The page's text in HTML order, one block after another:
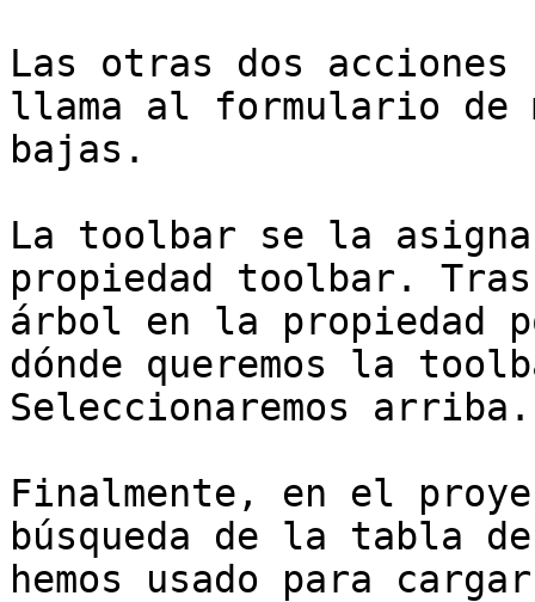
Las otras dos
llama al formulario
bajas.
La toolbar se la
propiedad toolbar.
árbol en la propiedad
dónde queremos la
Seleccionaremos arriba.
Finalmente, en el
búsqueda de la tabla
hemos usado para